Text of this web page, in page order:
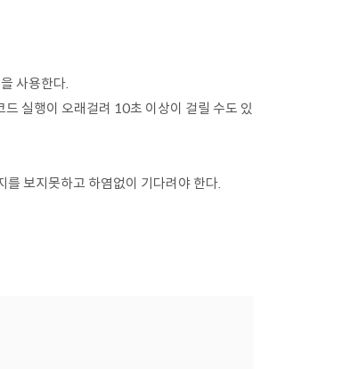
사용한다.
실행이 오래걸려 10초 이상이 걸릴 수도 있
보지못하고 하염없이 기다려야 한다.